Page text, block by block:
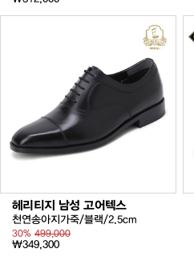
헤리티지 남성 고어텍스
천연송아지가죽/블랙/2.5cm
30% 499,000
₩349,300